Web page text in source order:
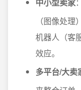
（图像处
机器人（客
效应。
多平台/大卖